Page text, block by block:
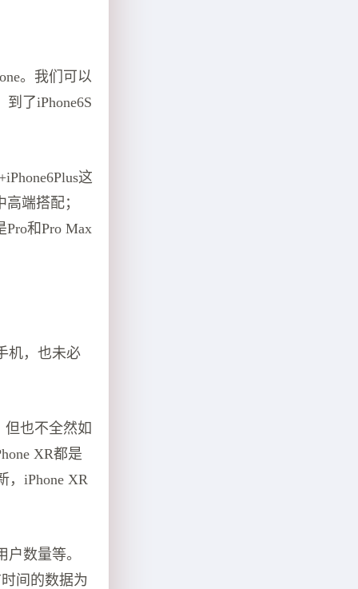
。我们可以
了iPhone6S
这
端搭配；
和Pro Max
机，也未必
但也不全然如
XR都是
，iPhone XR
数量等。
间的数据为